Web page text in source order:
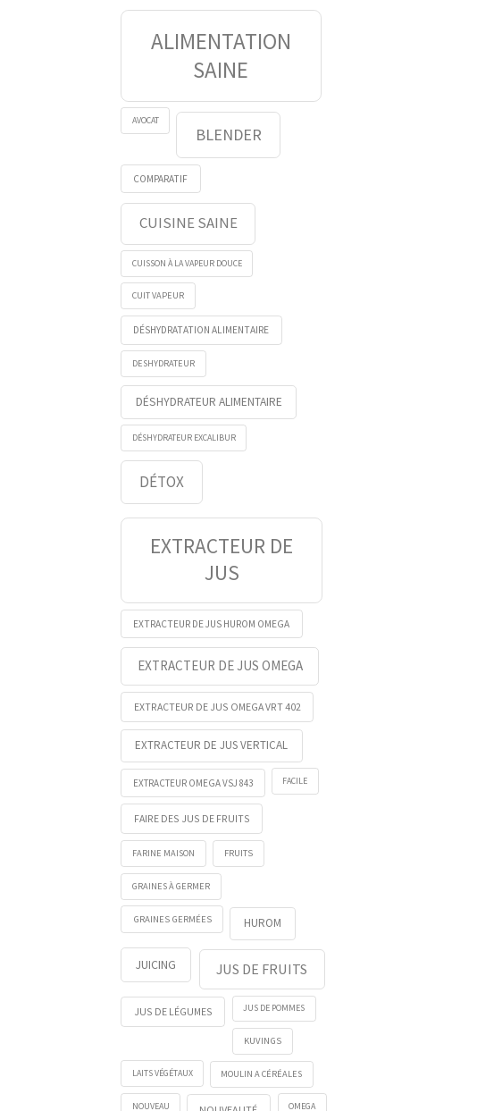
ALIMENTATION
SAINE
AVOCAT
BLENDER
COMPARATIF
CUISINE SAINE
CUISSON À LA VAPEUR DOUCE
CUIT VAPEUR
DÉSHYDRATATION ALIMENTAIRE
DESHYDRATEUR
DÉSHYDRATEUR ALIMENTAIRE
DÉSHYDRATEUR EXCALIBUR
DÉTOX
EXTRACTEUR DE
JUS
EXTRACTEUR DE JUS HUROM OMEGA
EXTRACTEUR DE JUS OMEGA
EXTRACTEUR DE JUS OMEGA VRT 402
EXTRACTEUR DE JUS VERTICAL
EXTRACTEUR OMEGA VSJ 843 FACILE
FAIRE DES JUS DE FRUITS
FARINE MAISON FRUITS
GRAINES À GERMER
GRAINES GERMÉES HUROM
JUICING JUS DE FRUITS
JUS DE LÉGUMES JUS DE POMMES
KUVINGS
LAITS VÉGÉTAUX MOULIN A CÉRÉALES
NOUVEAU OMEGA